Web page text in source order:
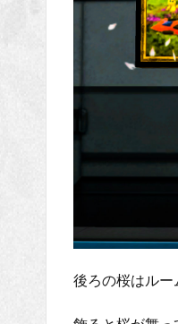
後ろの桜はル